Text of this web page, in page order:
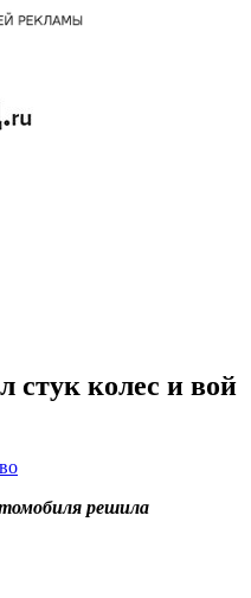
стук колес и вой
решила